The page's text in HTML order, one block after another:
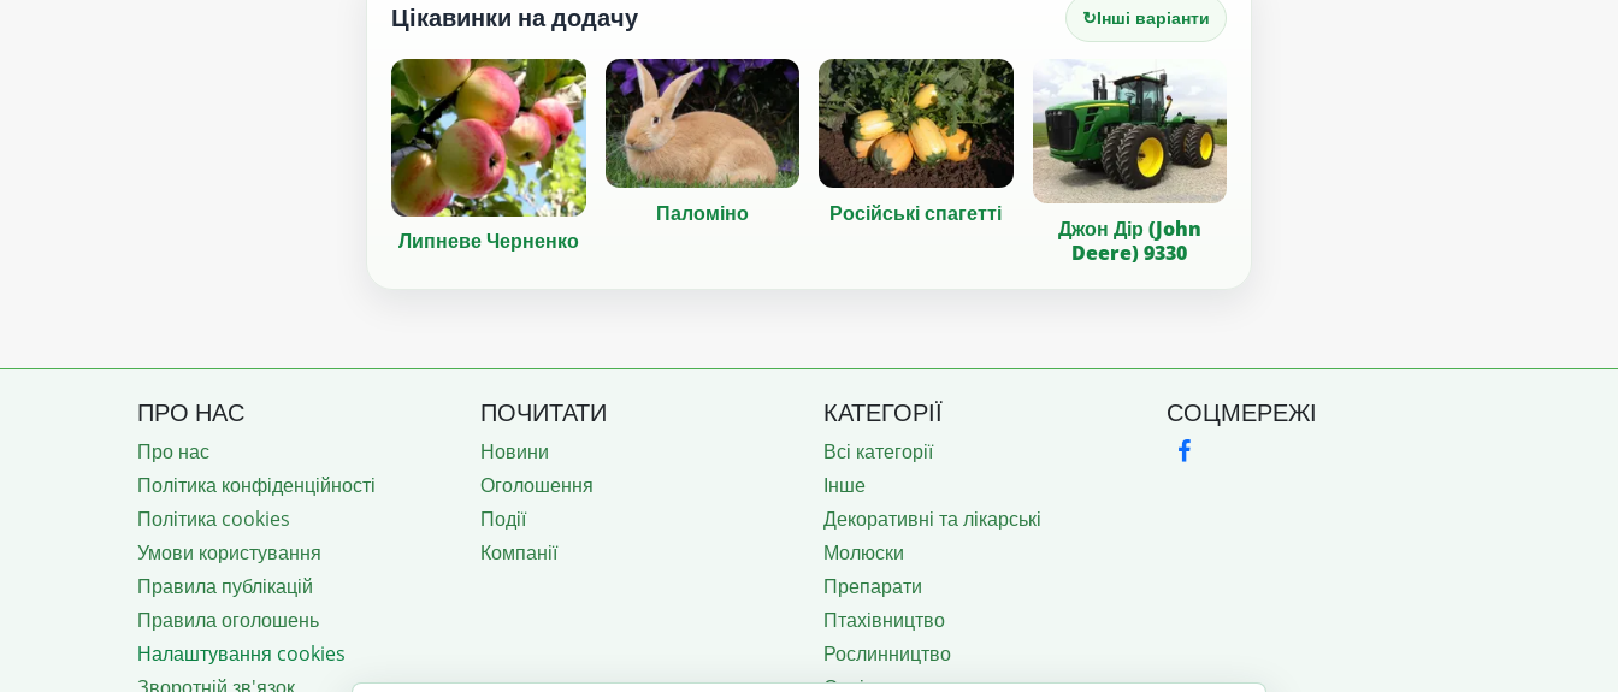
Цікавинки на додачу ↻Інші варіанти
Липневе Черненко
Паломіно Російські спагетті
Джон Дір (John
Deere) 9330
ПРО НАС
Про нас
Політика конфіденційності
Політика cookies
Умови користування
Правила публікацій
Правила оголошень
Налаштування cookies
ПОЧИТАТИ
Новини
Оголошення
Події
Компанії
КАТЕГОРІЇ
Всі категорії
Інше
Декоративні та лікарські
Молюски
Препарати
Птахівництво
Рослинництво
СОЦМЕРЕЖІ